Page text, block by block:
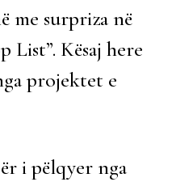
me surpriza në
List”. Kësaj here
projektet e
i pëlqyer nga